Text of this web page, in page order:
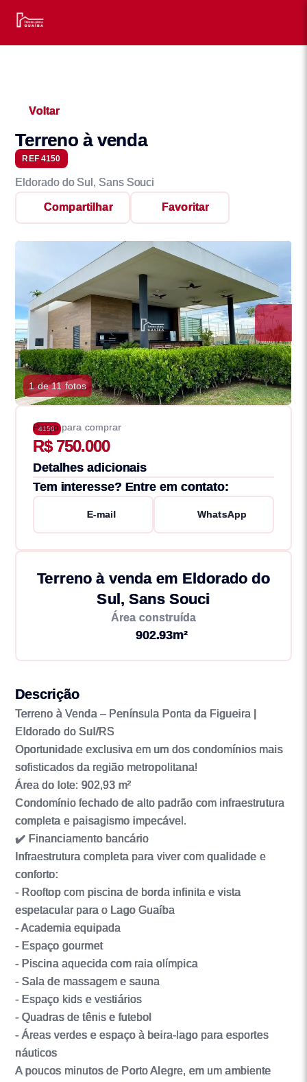
Voltar
Terreno à venda
REF 4150
Eldorado do Sul, Sans Souci
Compartilhar Favoritar
1 de 11 fotos
4150
Preço para comprar
R$ 750.000
Detalhes adicionais
Tem interesse? Entre em contato:
E-mail WhatsApp
Terreno à venda em Eldorado do
Sul, Sans Souci
Área construída
902.93m²
Descrição
Terreno à Venda – Península Ponta da Figueira |
Eldorado do Sul/RS
Oportunidade exclusiva em um dos condomínios mais
sofisticados da região metropolitana!
Área do lote: 902,93 m²
Condomínio fechado de alto padrão com infraestrutura
completa e paisagismo impecável.
✔️ Financiamento bancário
Infraestrutura completa para viver com qualidade e
conforto:
- Rooftop com piscina de borda infinita e vista
espetacular para o Lago Guaíba
- Academia equipada
- Espaço gourmet
- Piscina aquecida com raia olímpica
- Sala de massagem e sauna
- Espaço kids e vestiários
- Quadras de tênis e futebol
- Áreas verdes e espaço à beira-lago para esportes
náuticos
A poucos minutos de Porto Alegre, em um ambiente